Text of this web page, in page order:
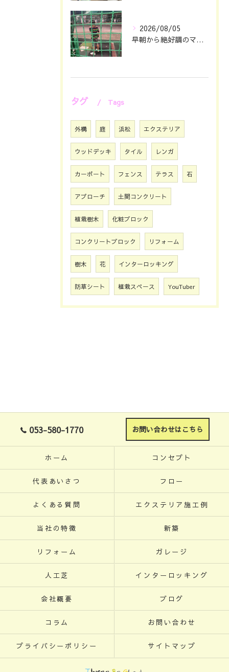
2026/08/05
早朝から絶好調のマツジン社長でございます✌️😁
タグ Tags
外構 庭 浜松 エクステリア
ウッドデッキ タイル レンガ
カーポート フェンス テラス 石
アプローチ 土間コンクリート
植栽樹木 化粧ブロック
コンクリートブロック リフォーム
樹木 花 インターロッキング
防草シート 植栽スペース YouTuber
053-580-1770 お問い合わせはこちら
ホーム コンセプト
代表あいさつ フロー
よくある質問 エクステリア施工例
当社の特徴 新築
リフォーム ガレージ
人工芝 インターロッキング
会社概要 ブログ
コラム お問い合わせ
プライバシーポリシー サイトマップ